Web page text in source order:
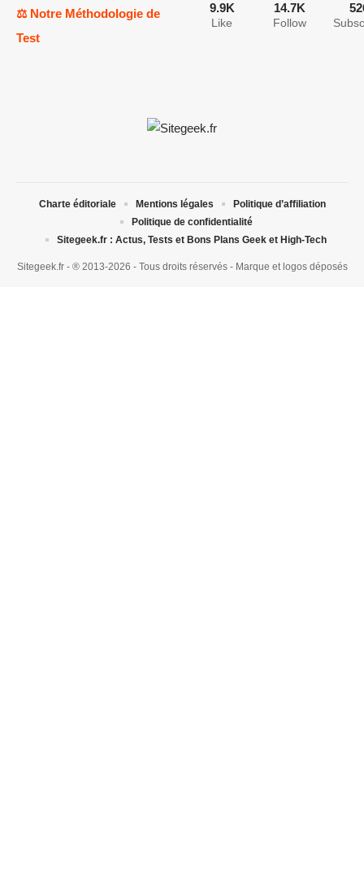
⚖️ Notre Méthodologie de
Test
9.9K
Like
14.7K
Follow
Sitegeek.fr - ® 2013-2026 - Tous droits réservés - Marque et logos déposés
Charte éditoriale Mentions légales
Politique d’affiliation
Politique de confidentialité
Sitegeek.fr : Actus, Tests et Bons Plans Geek et High-Tech